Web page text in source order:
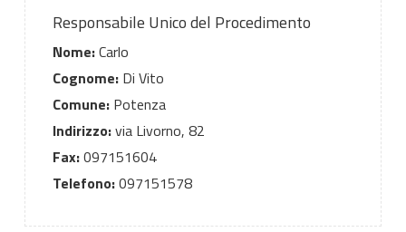
Responsabile Unico del Procedimento
Nome:Carlo
Cognome:Di Vito
Comune:Potenza
Indirizzo:via Livorno, 82
Fax:097151604
Telefono:097151578